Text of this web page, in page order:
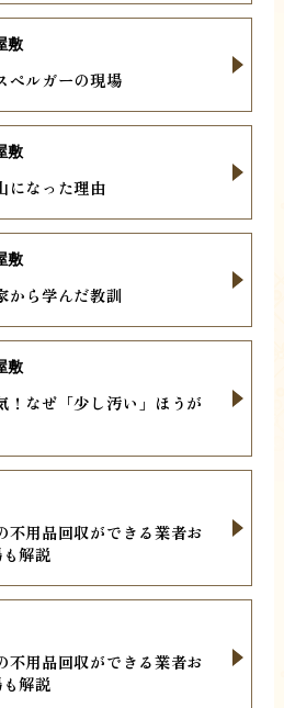
ペルガーの現場
敷
になった理由
敷
から学んだ教訓
敷
！なぜ「少し汚い」ほうが
敷
不用品回収ができる業者お
解説
不用品回収ができる業者お
解説